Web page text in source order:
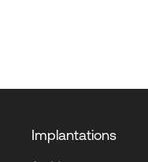
Implantations